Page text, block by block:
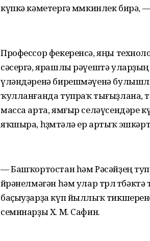
күпкә кәметергә мөмкинлек бирә,
Профессор фекеренсә, яңы
сәсергә, ярашлы рәүештә
үләндәренә бирешмәүенә
ҡулланғанда тупраҡ
масса арта, ямғыр селәүсендәре
яҡшыра, һөҙөмтәлә ер артыҡ
— Башҡортостан һәм Рәсәйҙең
өйрәнелмәгән һәм улар төрлө
баҫыуҙарҙа күп йыллыҡ
семинарҙы Х. М. Сафин.